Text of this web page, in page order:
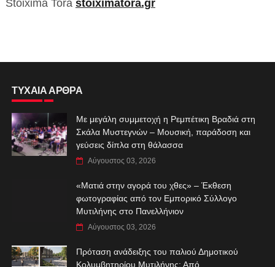
Stoixima Tora stoiximatora.gr
ΤΥΧΑΙΑ ΑΡΘΡΑ
Με μεγάλη συμμετοχή η Ρεμπέτικη Βραδιά στη
Σκάλα Μυστεγνών – Μουσική, παράδοση και
γεύσεις δίπλα στη θάλασσα
Αύγουστος 03, 2026
«Ματιά στην αγορά του χθες» – Έκθεση
φωτογραφίας από τον Εμπορικό Σύλλογο
Μυτιλήνης στο Πανελλήνιον
Αύγουστος 03, 2026
Πρόταση ανάδειξης του παλιού Δημοτικού
Κολυμβητηρίου Μυτιλήνης: Από